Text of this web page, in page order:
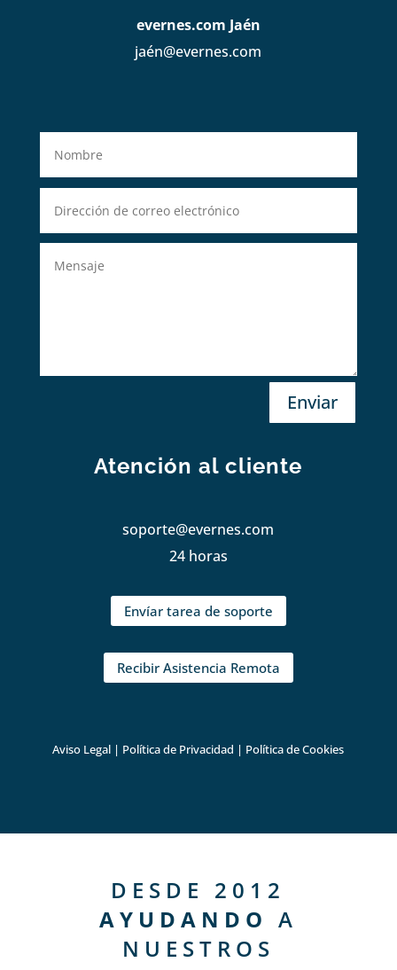
evernes.com Jaén
jaén@evernes.com
Enviar
Atención al cliente
soporte@evernes.com
24 horas
Envíar tarea de soporte
Recibir Asistencia Remota
Aviso Legal | Política de Privacidad | Política de Cookies
DESDE 2012
AYUDANDO A
NUESTROS